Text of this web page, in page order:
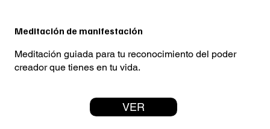
Meditación de manifestación
Meditación guiada para tu reconocimiento del poder
creador que tienes en tu vida.
VER